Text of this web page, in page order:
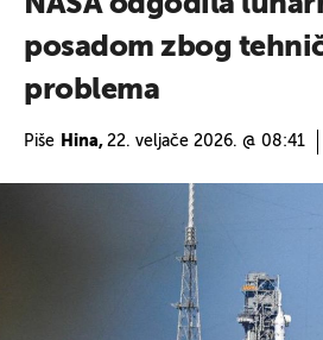
posadom zbog
problema
Piše Hina, 22. veljače 2026. @ 08:41